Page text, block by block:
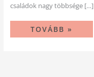
családok nagy többsége […]
TOVÁBB »